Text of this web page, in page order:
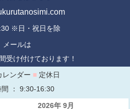
※日・祝日を除
メールは
受け付けております！
レンダー ■ 定休日
間 ： 9:30-16:30
2026年 9月